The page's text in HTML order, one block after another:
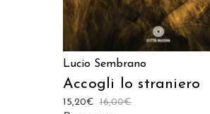
Lucio Sembrano
Accogli lo straniero
16,00€
15,20€